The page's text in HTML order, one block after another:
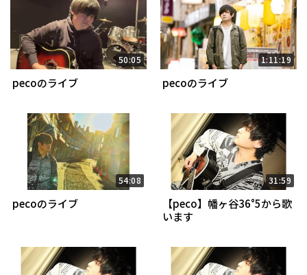
50:05
pecoのライブ
1:11:19
pecoのライブ
54:08
pecoのライブ
31:59
【peco】幡ヶ谷36°5から歌
います